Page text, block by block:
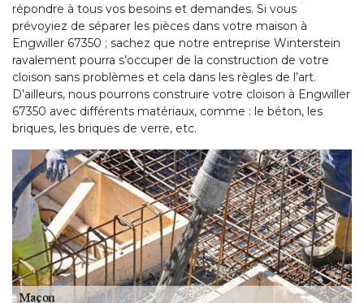
répondre à tous vos besoins et demandes. Si vous
prévoyiez de séparer les pièces dans votre maison à
Engwiller 67350 ; sachez que notre entreprise Winterstein
ravalement pourra s’occuper de la construction de votre
cloison sans problèmes et cela dans les règles de l’art.
D’ailleurs, nous pourrons construire votre cloison à Engwiller
67350 avec différents matériaux, comme : le béton, les
briques, les briques de verre, etc.